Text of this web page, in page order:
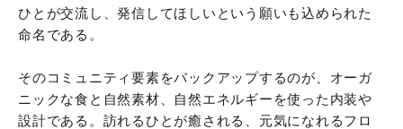
ひとが交流し、発信してほしいという願いも込められた
命名である。
そのコミュニティ要素をバックアップするのが、オーガ
ニックな食と自然素材、自然エネルギーを使った内装や
設計である。訪れるひとが癒される、元気になれるフロ